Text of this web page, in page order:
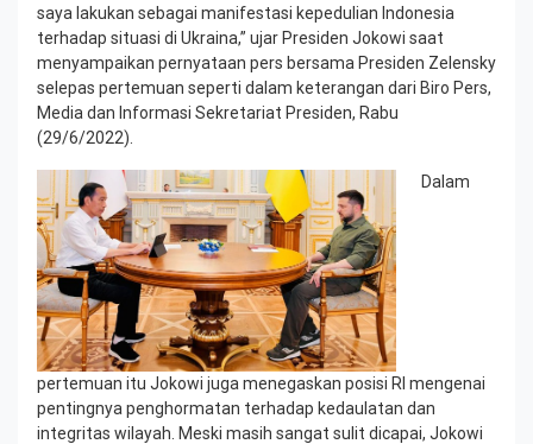
saya lakukan sebagai manifestasi kepedulian Indonesia
terhadap situasi di Ukraina,” ujar Presiden Jokowi saat
menyampaikan pernyataan pers bersama Presiden Zelensky
selepas pertemuan seperti dalam keterangan dari Biro Pers,
Media dan Informasi Sekretariat Presiden, Rabu
(29/6/2022).
Dalam
pertemuan itu Jokowi juga menegaskan posisi RI mengenai
pentingnya penghormatan terhadap kedaulatan dan
integritas wilayah. Meski masih sangat sulit dicapai, Jokowi